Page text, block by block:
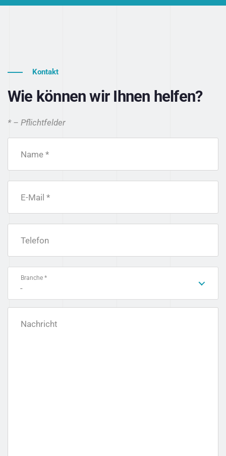
Kontakt
Wie können wir Ihnen helfen?
* – Pflichtfelder
Name *
E-Mail *
Telefon
Branche *
-
Nachricht